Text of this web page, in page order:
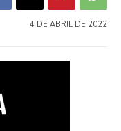
4 DE ABRIL DE 2022